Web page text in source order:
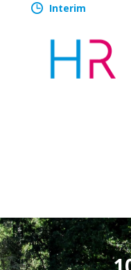
Interim